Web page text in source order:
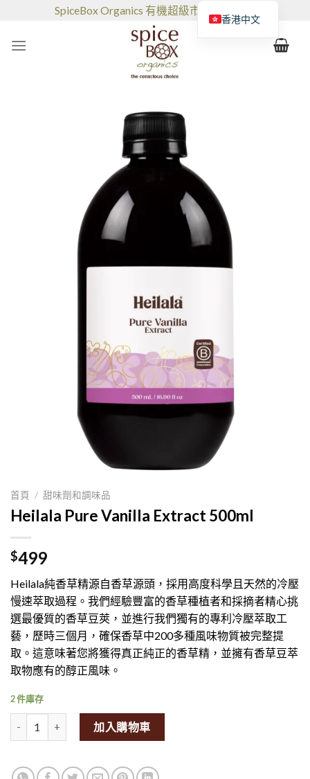
SpiceBox Organics 有機超級市場和咖啡館
首頁 / 甜味劑和調味品
Heilala Pure Vanilla Extract 500ml
$499
Heilala純香草精源自香草源頭，採用高度科學且天然的冷壓
慢速萃取過程。我們經驗豐富的香草種植者和採摘者精心挑
選最優質的香草豆莢，並進行我們獨有的專利冷壓萃取工
藝，歷時三個月，確保香草中200多種風味物質被完整提
取。這意味著您將獲得真正純正的香草精，並擁有香草豆萃
取物應有的醇正風味。
2 件庫存
Heilala Pure Vanilla Extract 500ml量
加入購物車
香港中文